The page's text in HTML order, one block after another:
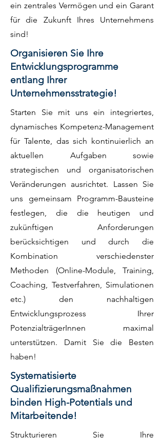
ein zentrales Vermögen und ein Garant
für die Zukunft Ihres Unternehmens
sind!
Organisieren Sie Ihre
Entwicklungsprogramme
entlang Ihrer
Unternehmensstrategie!
Starten Sie mit uns ein integriertes,
dynamisches Kompetenz-Management
für Talente, das sich kontinuierlich an
aktuellen Aufgaben sowie
strategischen und organisatorischen
Veränderungen ausrichtet. Lassen Sie
uns gemeinsam Programm-Bausteine
festlegen, die die heutigen und
zukünftigen Anforderungen
berücksichtigen und durch die
Kombination verschiedenster
Methoden (Online-Module, Training,
Coaching, Testverfahren, Simulationen
etc.) den nachhaltigen
Entwicklungsprozess Ihrer
PotenzialträgerInnen maximal
unterstützen. Damit Sie die Besten
haben!
Systematisierte
Qualifizierungsmaßnahmen
binden High-Potentials und
Mitarbeitende!
Strukturieren Sie Ihre